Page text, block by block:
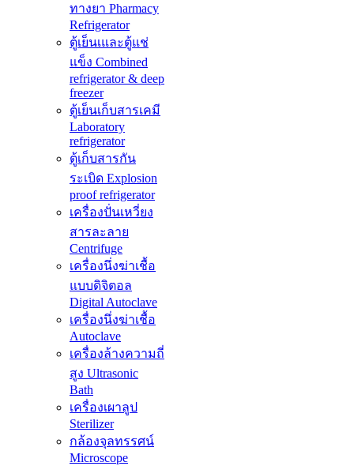
ทางยา Pharmacy
Refrigerator
ตู้เย็นเและตู้แช่
แข็ง Combined
refrigerator & deep
freezer
ตู้เย็นเก็บสารเคมี
Laboratory
refrigerator
ตู้เก็บสารกัน
ระเบิด Explosion
proof refrigerator
เครื่องปั่นเหวี่ยง
สารละลาย
Centrifuge
เครื่องนึ่งฆ่าเชื้อ
แบบดิจิตอล
Digital Autoclave
เครื่องนึ่งฆ่าเชื้อ
Autoclave
เครื่องล้างความถี่
สูง Ultrasonic
Bath
เครื่องเผาลูป
Sterilizer
กล้องจุลทรรศน์
Microscope